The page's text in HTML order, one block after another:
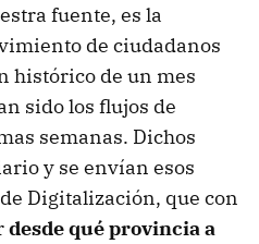
fuente, es la
de ciudadanos
histórico de un mes
sido los flujos de
semanas. Dichos
y se envían esos
Digitalización, que con
desde qué provincia a